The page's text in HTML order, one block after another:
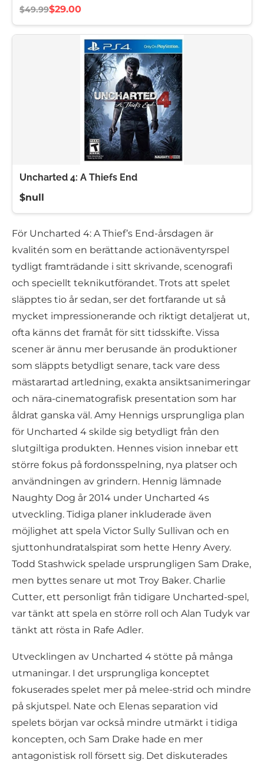
$49.99$29.00
Uncharted 4: A Thiefs End
$null
För Uncharted 4: A Thief’s End-årsdagen är
kvalitén som en berättande actionäventyrspel
tydligt framträdande i sitt skrivande, scenografi
och speciellt teknikutförandet. Trots att spelet
släpptes tio år sedan, ser det fortfarande ut så
mycket impressionerande och riktigt detaljerat ut,
ofta känns det framåt för sitt tidsskifte. Vissa
scener är ännu mer berusande än produktioner
som släppts betydligt senare, tack vare dess
mästarartad artledning, exakta ansiktsanimeringar
och nära-cinematografisk presentation som har
åldrat ganska väl. Amy Hennigs ursprungliga plan
för Uncharted 4 skilde sig betydligt från den
slutgiltiga produkten. Hennes vision innebar ett
större fokus på fordonsspelning, nya platser och
användningen av grindern. Hennig lämnade
Naughty Dog år 2014 under Uncharted 4s
utveckling. Tidiga planer inkluderade även
möjlighet att spela Victor Sully Sullivan och en
sjuttonhundratalspirat som hette Henry Avery.
Todd Stashwick spelade ursprungligen Sam Drake,
men byttes senare ut mot Troy Baker. Charlie
Cutter, ett personligt från tidigare Uncharted-spel,
var tänkt att spela en större roll och Alan Tudyk var
tänkt att rösta in Rafe Adler.
Utvecklingen av Uncharted 4 stötte på många
utmaningar. I det ursprungliga konceptet
fokuserades spelet mer på melee-strid och mindre
på skjutspel. Nate och Elenas separation vid
spelets början var också mindre utmärkt i tidiga
koncepten, och Sam Drake hade en mer
antagonistisk roll försett sig. Det diskuterades